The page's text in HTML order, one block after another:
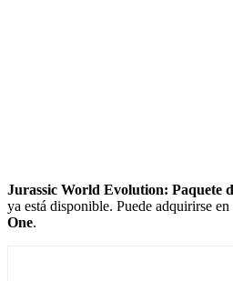
Jurassic World Evolution: Paquete
ya está disponible. Puede adquirirse en
One.